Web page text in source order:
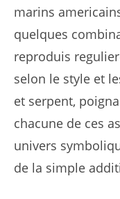
marins
quelques
reproduis
selon le style et
et serpent,
chacune de ces
univers
de la simple